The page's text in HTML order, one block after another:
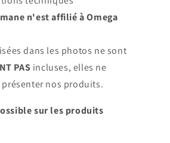
n'est affilié à Omega
dans les photos ne sont
PAS incluses, elles ne
nos produits.
sur les produits